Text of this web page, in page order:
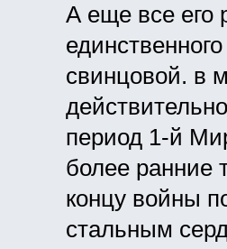
А еще все его
свинцовой. в
период 1-й
более ранние
концу войны
стальным